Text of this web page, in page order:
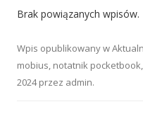
Brak powiązanych wpisów.
Wpis opublikowany w
mobius, notatnik pocketbook,
2024przez admin.